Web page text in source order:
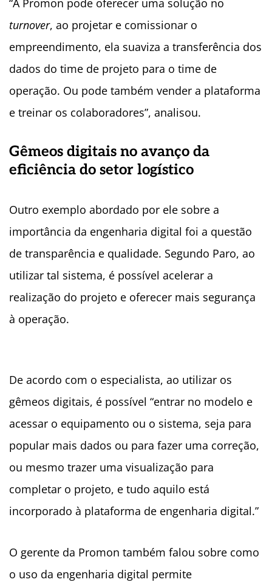
“A Promon pode oferecer uma solução no
turnover, ao projetar e comissionar o
empreendimento, ela suaviza a transferência dos
dados do time de projeto para o time de
operação. Ou pode também vender a plataforma
e treinar os colaboradores”, analisou.
Gêmeos digitais no avanço da
eficiência do setor logístico
Outro exemplo abordado por ele sobre a
importância da engenharia digital foi a questão
de transparência e qualidade. Segundo Paro, ao
utilizar tal sistema, é possível acelerar a
realização do projeto e oferecer mais segurança
à operação.
De acordo com o especialista, ao utilizar os
gêmeos digitais, é possível “entrar no modelo e
acessar o equipamento ou o sistema, seja para
popular mais dados ou para fazer uma correção,
ou mesmo trazer uma visualização para
completar o projeto, e tudo aquilo está
incorporado à plataforma de engenharia digital.”
O gerente da Promon também falou sobre como
o uso da engenharia digital permite